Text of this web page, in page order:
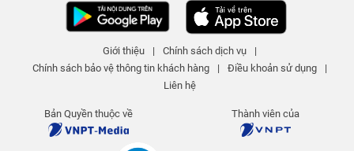
Giới thiệu | Chính sách dịch vụ
|
Chính sách bảo vệ thông tin khách hàng
| Điều khoản sử dụng
|
Liên hệ
Bản Quyền thuộc về Thành viên của